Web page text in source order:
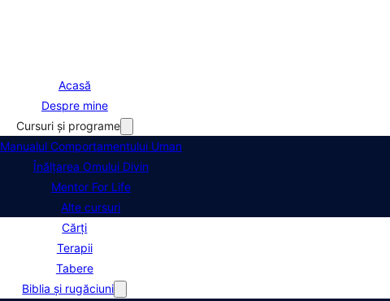
Acasă
Despre mine
Cursuri şi programe
Manualul Comportamentului Uman
Înălţarea Omului Divin
Mentor For Life
Alte cursuri
Cărți
Terapii
Tabere
Biblia şi rugăciuni